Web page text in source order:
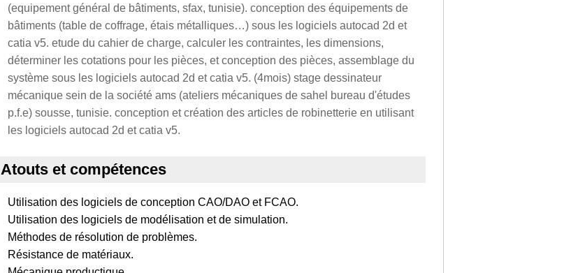
(equipement général de bâtiments, sfax, tunisie). conception des équipements de
bâtiments (table de coffrage, étais métalliques…) sous les logiciels autocad 2d et
catia v5. etude du cahier de charge, calculer les contraintes, les dimensions,
déterminer les cotations pour les pièces, et conception des pièces, assemblage du
système sous les logiciels autocad 2d et catia v5. (4mois) stage dessinateur
mécanique sein de la société ams (ateliers mécaniques de sahel bureau d'études
p.f.e) sousse, tunisie. conception et création des articles de robinetterie en utilisant
les logiciels autocad 2d et catia v5.
Atouts et compétences
Utilisation des logiciels de conception CAO/DAO et FCAO.
Utilisation des logiciels de modélisation et de simulation.
Méthodes de résolution de problèmes.
Résistance de matériaux.